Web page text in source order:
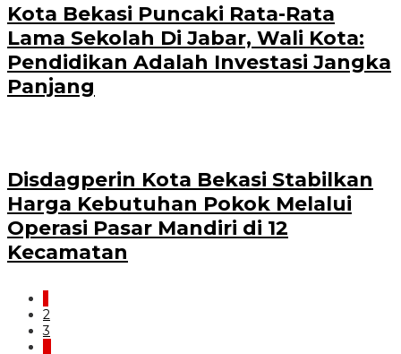
Kota Bekasi Puncaki Rata-Rata
Lama Sekolah Di Jabar, Wali Kota:
Pendidikan Adalah Investasi Jangka
Panjang
Disdagperin Kota Bekasi Stabilkan
Harga Kebutuhan Pokok Melalui
Operasi Pasar Mandiri di 12
Kecamatan
2
3